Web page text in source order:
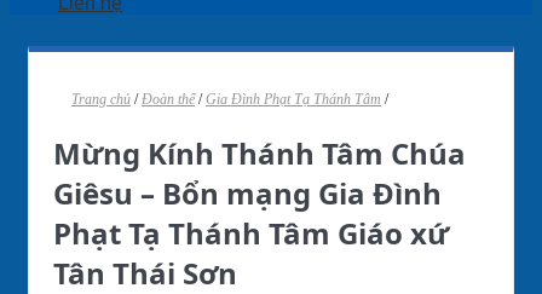
Trang chủ /Đoàn thể/Gia Đình Phạt Tạ Thánh Tâm /
Mừng Kính Thánh Tâm Chúa
Giêsu – Bổn mạng Gia Đình
Phạt Tạ Thánh Tâm Giáo xứ
Tân Thái Sơn